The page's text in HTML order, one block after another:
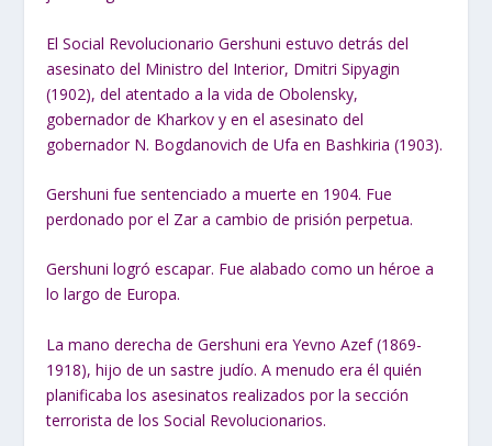
El Social Revolucionario Gershuni estuvo detrás del
asesinato del Ministro del Interior, Dmitri Sipyagin
(1902), del atentado a la vida de Obolensky,
gobernador de Kharkov y en el asesinato del
gobernador N. Bogdanovich de Ufa en Bashkiria (1903).
Gershuni fue sentenciado a muerte en 1904. Fue
perdonado por el Zar a cambio de prisión perpetua.
Gershuni logró escapar. Fue alabado como un héroe a
lo largo de Europa.
La mano derecha de Gershuni era Yevno Azef (1869-
1918), hijo de un sastre judío. A menudo era él quién
planificaba los asesinatos realizados por la sección
terrorista de los Social Revolucionarios.